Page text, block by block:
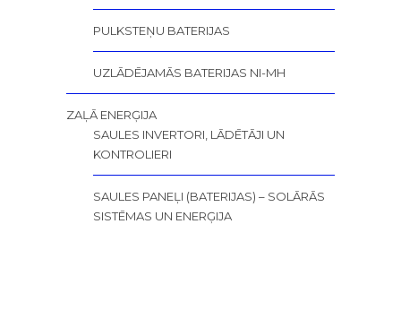
PULKSTEŅU BATERIJAS
UZLĀDĒJAMĀS BATERIJAS NI-MH
ZAĻĀ ENERĢIJA
SAULES INVERTORI, LĀDĒTĀJI UN
KONTROLIERI
SAULES PANEĻI (BATERIJAS) – SOLĀRĀS
SISTĒMAS UN ENERĢIJA